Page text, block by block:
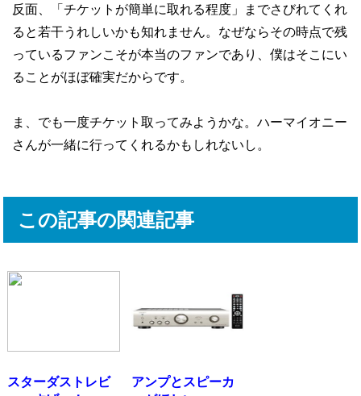
反面、「チケットが簡単に取れる程度」までさびれてくれ
ると若干うれしいかも知れません。なぜならその時点で残
っているファンこそが本当のファンであり、僕はそこにい
ることがほぼ確実だからです。
ま、でも一度チケット取ってみようかな。ハーマイオニー
さんが一緒に行ってくれるかもしれないし。
この記事の関連記事
スターダストレビ
アンプとスピーカ